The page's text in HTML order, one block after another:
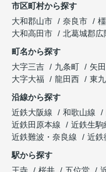
市区町村から探す
大和郡山市
奈良市
大和高田市
北葛城郡広
町名から探す
大字三吉
九条町 矢
大字大福
龍田西 東
沿線から探す
近鉄大阪線
和歌山線
近鉄田原本線
近鉄生駒
近鉄難波・奈良線
近鉄
駅から探す